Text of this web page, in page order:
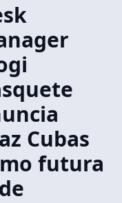
Cubas
futura